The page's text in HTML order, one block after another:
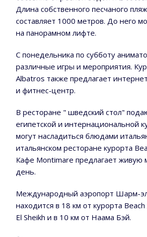
Длина собственного песчаного
составляет 1000 метров. До него
на панорамном лифте.
С понедельника по субботу
различные игры и мероприятия.
Albatros также предлагает
и фитнес-центр.
В ресторане " шведский стол"
египетской и интернациональной
могут насладиться блюдами
итальянском ресторане курорта
Кафе Montimare предлагает живую
день.
Международный аэропорт Шарм-
находится в 18 км от курорта
El Sheikh и в 10 км от Наама Бэй.